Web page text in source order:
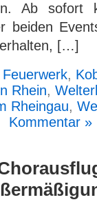
Ab sofort
beiden
[…]
,
Rhein,
Rheingau,
Kommentar »